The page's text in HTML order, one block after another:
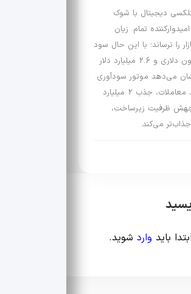
دیجیتال با شوک
تمام. زیان
را ترساند؛ با این حال سود
تعدیل شده 426 میلیون دلاری و 2.6 میلیارد دلار
می‌دهد موتور سودآوری
هنوز روشن است. رشد معاملات، جذب 2 میلیارد
ظرفیت زیرساخت،
می‌کند.
باید وارد شوید.